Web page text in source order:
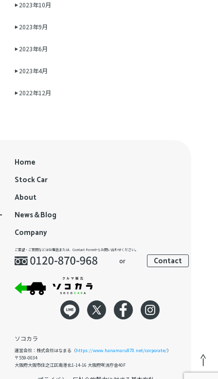
2023年10月
2023年9月
2023年6月
2023年4月
2022年12月
Home
Stock Car
About
News＆Blog
Company
ご要望・ご質問などはお電話または、Contact Formからお問い合わせください。
or Contact
ソコカラ
運営会社：株式会社はなまる（https://www.hanamaru870.net/corporate/）
〒559-0034
大阪府大阪市住之江区南港北1-14-16 大阪府咲洲庁舎40F